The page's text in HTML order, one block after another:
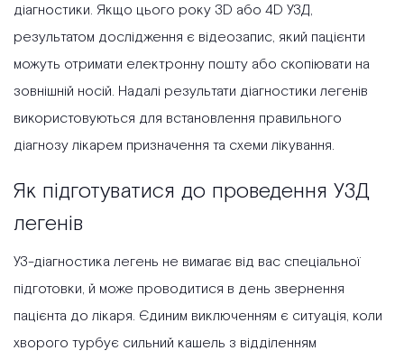
діагностики. Якщо цього року 3D або 4D УЗД,
результатом дослідження є відеозапис, який пацієнти
можуть отримати електронну пошту або скопіювати на
зовнішній носій. Надалі результати діагностики легенів
використовуються для встановлення правильного
діагнозу лікарем призначення та схеми лікування.
Як підготуватися до проведення УЗД
легенів
УЗ-діагностика легень не вимагає від вас спеціальної
підготовки, й може проводитися в день звернення
пацієнта до лікаря. Єдиним виключенням є ситуація, коли
хворого турбує сильний кашель з відділенням